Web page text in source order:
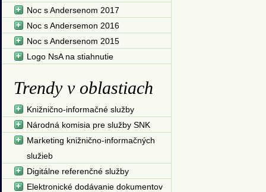
Noc s Andersenom 2017
Noc s Andersemon 2016
Noc s Andersenom 2015
Logo NsA na stiahnutie
Trendy v oblastiach
Knižnično-informačné služby
Národná komisia pre služby SNK
Marketing knižnično-informačných
služieb
Digitálne referenčné služby
Elektronické dodávanie dokumentov